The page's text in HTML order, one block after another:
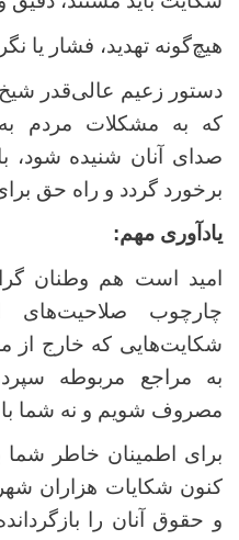
هیچ‌گونه تهدید، فشار یا
دستور زعیم عالی‌قدر
که به مشکلات مردم
صدای آنان شنیده شود،
برخورد گردد و راه حق
یادآوری مهم:
امید است هم‌ وطنان
چارچوب صلاحیت‌های
شکایت‌هایی که خارج از
به مراجع مربوطه
مصروف شویم و نه شما
برای اطمینان‌ خاطر شما
کنون شکایات هزاران
و حقوق آنان را